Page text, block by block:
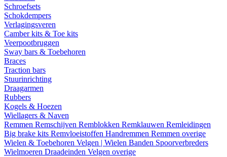
Schroefsets
Schokdempers
Verlagingsveren
Camber kits & Toe kits
Veerpootbruggen
Sway bars & Toebehoren
Braces
Traction bars
Stuurinrichting
Draagarmen
Rubbers
Kogels & Hoezen
Wiellagers & Naven
Remmen Remschijven Remblokken Remklauwen Remleidingen
Big brake kits Remvloeistoffen Handremmen Remmen overige
Wielen & Toebehoren Velgen | Wielen Banden Spoorverbreders
Wielmoeren Draadeinden Velgen overige